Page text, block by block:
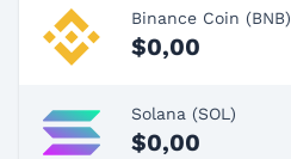
Binance Coin (BNB)
$0,00
Solana (SOL)
$0,00